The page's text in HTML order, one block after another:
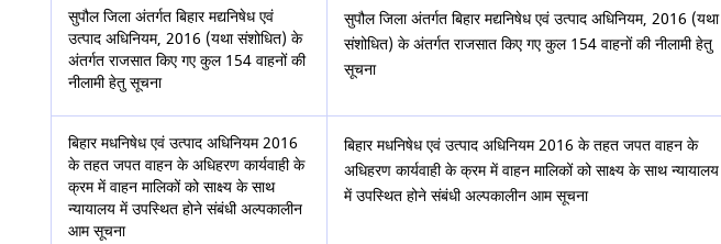
सुपौल जिला अंतर्गत बिहार मद्यनिषेध एवं
उत्पाद अधिनियम, 2016 (यथा संशोधित) के
अंतर्गत राजसात किए गए कुल 154 वाहनों की
नीलामी हेतु सूचना
सुपौल जिला अंतर्गत बिहार मद्यनिषेध एवं उत्पाद अधिनियम, 2016 (यथा
संशोधित) के अंतर्गत राजसात किए गए कुल 154 वाहनों की नीलामी हेतु
सूचना
बिहार मधनिषेध एवं उत्पाद अधिनियम 2016
के तहत जपत वाहन के अधिहरण कार्यवाही के
क्रम में वाहन मालिकों को साक्ष्य के साथ
न्यायालय में उपस्थित होने संबंधी अल्पकालीन
आम सूचना
बिहार मधनिषेध एवं उत्पाद अधिनियम 2016 के तहत जपत वाहन के
अधिहरण कार्यवाही के क्रम में वाहन मालिकों को साक्ष्य के साथ न्यायालय
में उपस्थित होने संबंधी अल्पकालीन आम सूचना